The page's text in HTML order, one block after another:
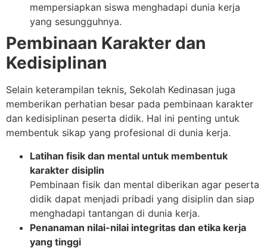
mempersiapkan siswa menghadapi dunia kerja
yang sesungguhnya.
Pembinaan Karakter dan
Kedisiplinan
Selain keterampilan teknis, Sekolah Kedinasan juga
memberikan perhatian besar pada pembinaan karakter
dan kedisiplinan peserta didik. Hal ini penting untuk
membentuk sikap yang profesional di dunia kerja.
Latihan fisik dan mental untuk membentuk
karakter disiplin
Pembinaan fisik dan mental diberikan agar peserta
didik dapat menjadi pribadi yang disiplin dan siap
menghadapi tantangan di dunia kerja.
Penanaman nilai-nilai integritas dan etika kerja
yang tinggi